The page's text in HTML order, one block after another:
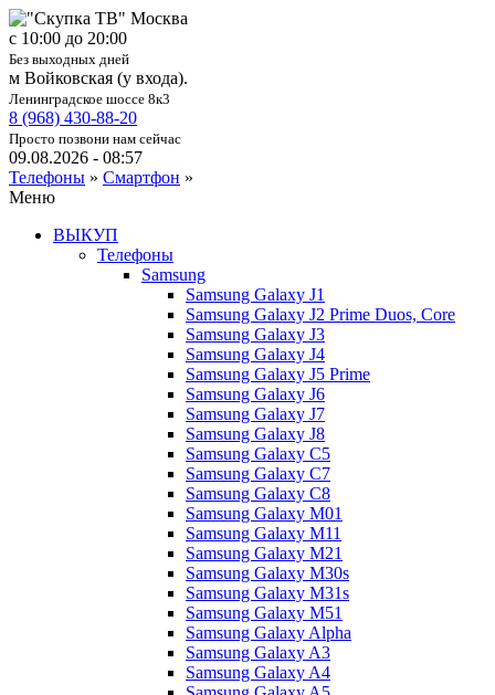
c 10:00 до 20:00
Без выходных дней
м Войковская (у входа).
Ленинградское шоссе 8к3
8 (968) 430-88-20
Просто позвони нам сейчас
09.08.2026 - 08:57
Телефоны » Смартфон »
Меню
ВЫКУП
Телефоны
Samsung
Samsung Galaxy J1
Samsung Galaxy J2 Prime Duos, Core
Samsung Galaxy J3
Samsung Galaxy J4
Samsung Galaxy J5 Prime
Samsung Galaxy J6
Samsung Galaxy J7
Samsung Galaxy J8
Samsung Galaxy C5
Samsung Galaxy C7
Samsung Galaxy C8
Samsung Galaxy M01
Samsung Galaxy M11
Samsung Galaxy M21
Samsung Galaxy M30s
Samsung Galaxy M31s
Samsung Galaxy M51
Samsung Galaxy Alpha
Samsung Galaxy A3
Samsung Galaxy A4